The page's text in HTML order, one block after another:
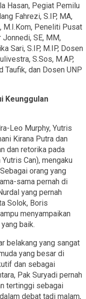
Hasan, Pegiat Pemilu
Fahrezi, S.IP, MA,
M.I.Kom, Peneliti Pusat
SE, MM,
Sari, S.IP, M.IP, Dosen
S.Sos, M.AP,
Taufik, dan Dosen UNP
Keunggulan
Leo Murphy, Yutris
Kirana Putra dan
dan retorika pada
Can), mengaku
orang yang
sama pernah di
yang pernah
Solok, Boris
menyampaikan
baik.
belakang yang sangat
yang besar di
dan sebagai
Pak Suryadi pernah
tertinggi sebagai
debat tadi malam,